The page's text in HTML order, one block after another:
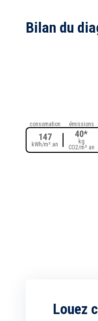
Bilan du
consomation
147
kWh/m².an
émissions
40*
kg
CO2/m².an
Louez